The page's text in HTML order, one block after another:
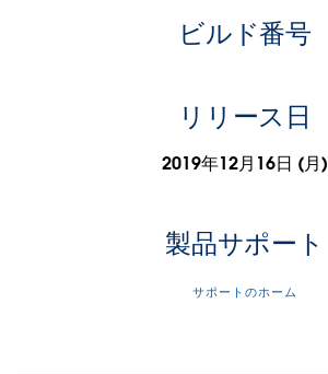
ビルド番号
リリース日
2019年12月16日 (月)
製品サポート
サポートのホーム